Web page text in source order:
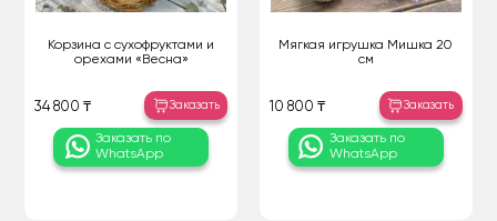
Корзина с сухофруктами и
орехами «Весна»
34 800 ₸ Заказать
Заказать по
WhatsApp
Мягкая игрушка Мишка 20
см
10 800 ₸ Заказать
Заказать по
WhatsApp